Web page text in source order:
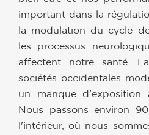
important dans la
la modulation du cycle
les processus
affectent notre santé.
sociétés occidentales
un manque d'exposition
Nous passons environ
l'intérieur, où nous